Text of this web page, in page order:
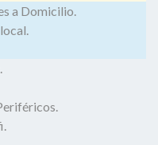
a Domicilio.